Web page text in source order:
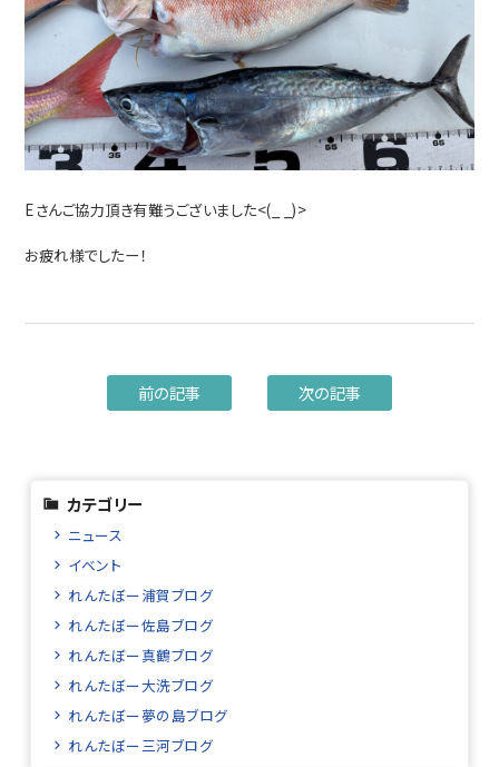
Eさんご協力頂き有難うございました<(_ _)>
お疲れ様でしたー！
前の記事 次の記事
カテゴリー
ニュース
イベント
れんたぼー浦賀ブログ
れんたぼー佐島ブログ
れんたぼー真鶴ブログ
れんたぼー大洗ブログ
れんたぼー夢の島ブログ
れんたぼー三河ブログ